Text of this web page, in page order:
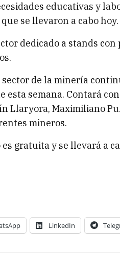
educativas y
se llevaron a cabo hoy.
dedicado a stands
de la minería
esta semana. Contará
Llaryora, Maximiliano
mineros.
gratuita y se llevará a
LinkedIn